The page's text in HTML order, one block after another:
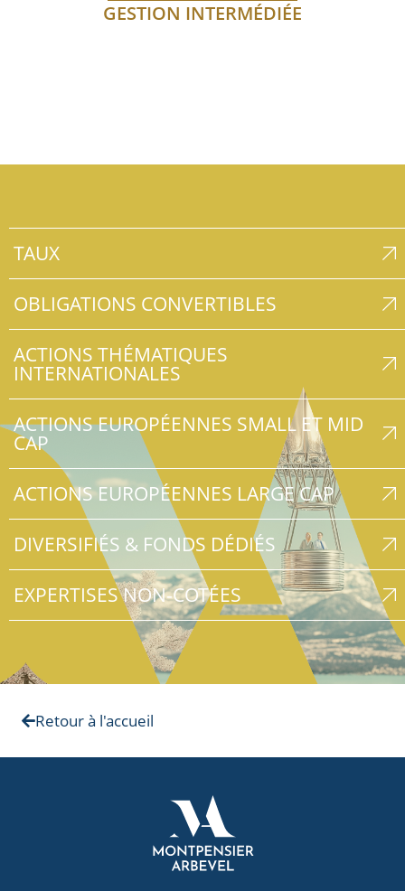
GESTION INTERMÉDIÉE
TAUX
OBLIGATIONS CONVERTIBLES
ACTIONS THÉMATIQUES
INTERNATIONALES
ACTIONS EUROPÉENNES SMALL ET MID
CAP
ACTIONS EUROPÉENNES LARGE CAP
DIVERSIFIÉS & FONDS DÉDIÉS
EXPERTISES NON-COTÉES
Retour à l'accueil